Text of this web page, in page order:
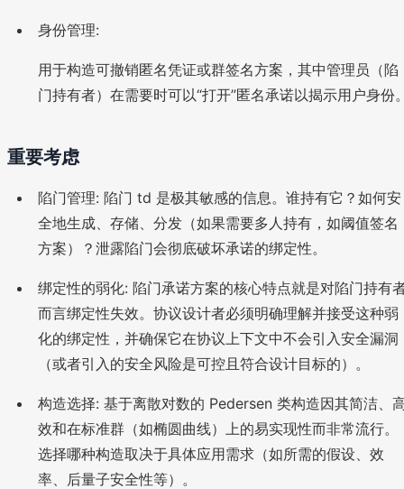
身份管理:
用于构造可撤销匿名凭证或群签名方案，其中管理员（陷
门持有者）在需要时可以“打开”匿名承诺以揭示用户身份
重要考虑
陷门管理: 陷门 td 是极其敏感的信息。谁持有它？如何安
全地生成、存储、分发（如果需要多人持有，如阈值签名
方案）？泄露陷门会彻底破坏承诺的绑定性。
绑定性的弱化: 陷门承诺方案的核心特点就是对陷门持有
而言绑定性失效。协议设计者必须明确理解并接受这种弱
化的绑定性，并确保它在协议上下文中不会引入安全漏洞
（或者引入的安全风险是可控且符合设计目标的）。
构造选择: 基于离散对数的 Pedersen 类构造因其简洁、
效和在标准群（如椭圆曲线）上的易实现性而非常流行。
选择哪种构造取决于具体应用需求（如所需的假设、效
率、后量子安全性等）。